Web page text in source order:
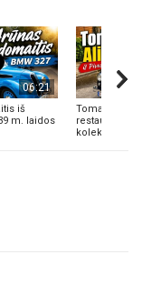
06:21
iš
m. laidos
Tomas